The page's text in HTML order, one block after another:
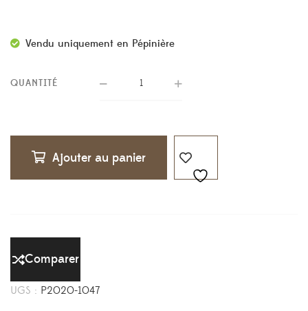
Vendu uniquement en Pépinière
QUANTITÉ
Ajouter au panier
Comparer
UGS : P2020-1047